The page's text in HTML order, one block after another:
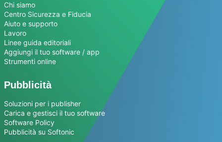
Chi siamo
Centro Sicurezza e Fiducia
Aiuto e supporto
Lavoro
Linee guida editoriali
Aggiungi il tuo software / app
Strumenti online
Pubblicità
Soluzioni per i publisher
Carica e gestisci il tuo software
Software Policy
Pubblicità su Softonic